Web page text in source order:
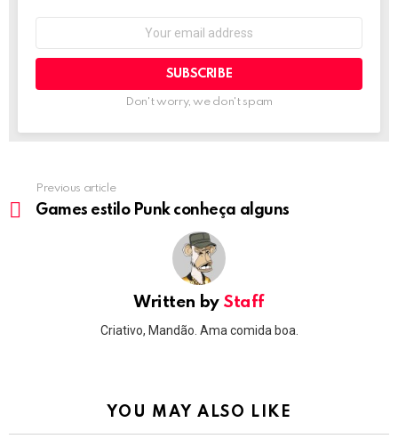
Don't worry, we don't spam
more
Previous article
Games estilo Punk conheça alguns
Written by Staff
Criativo, Mandão. Ama comida boa.
YOU MAY ALSO LIKE